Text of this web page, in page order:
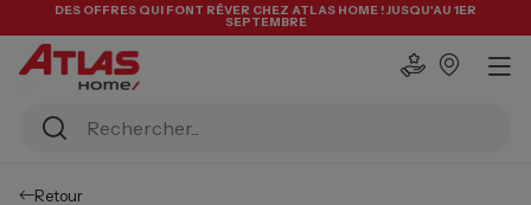
DES OFFRES QUI FONT RÊVER CHEZ ATLAS HOME ! JUSQU'AU 1ER
SEPTEMBRE
Retour